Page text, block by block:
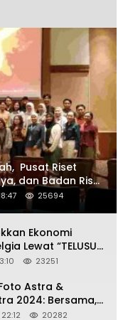
Pusat Riset
dan Badan Riset
) Sukses
on Spice
25694
Ekonomi
Lewat “TELUSUR
23251
Astra &
2024: Bersama,
20282